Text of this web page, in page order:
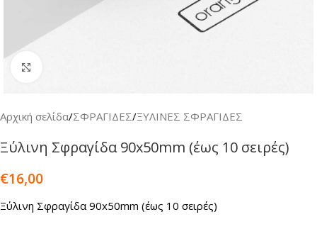
Αρχική σελίδα/ΣΦΡΑΓΙΔΕΣ/ΞΥΛΙΝΕΣ ΣΦΡΑΓΙΔΕΣ
Ξύλινη Σφραγίδα 90x50mm (έως 10 σειρές)
€16,00
Ξύλινη Σφραγίδα 90x50mm (έως 10 σειρές)